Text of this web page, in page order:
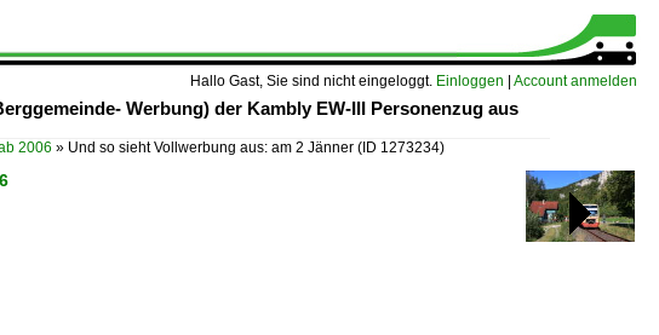
Hallo Gast, Sie sind nicht eingeloggt. Einloggen Account anmelden
Werbung) der Kambly EW-III Personenzug aus
2006 » Und so sieht Vollwerbung aus: am 2 Jänner (ID 1273234)